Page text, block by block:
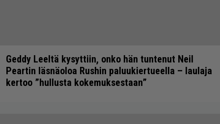
Geddy Leeltä kysyttiin, onko hän tuntenut Neil
Peartin läsnäoloa Rushin paluukiertueella – laulaja
kertoo ”hullusta kokemuksestaan”